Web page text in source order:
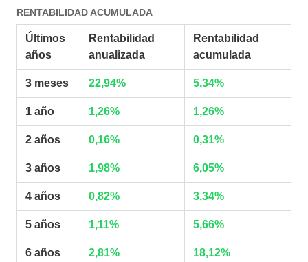
RENTABILIDAD ACUMULADA
Últimos
años
Rentabilidad
anualizada
Rentabilidad
acumulada
3 meses 22,94% 5,34%
1 año 1,26% 1,26%
2 años 0,16% 0,31%
3 años 1,98% 6,05%
4 años 0,82% 3,34%
5 años 1,11% 5,66%
6 años 2,81% 18,12%